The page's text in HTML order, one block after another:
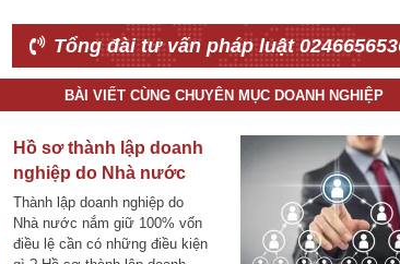
Tổng đài tư vấn pháp luật
BÀI VIẾT CÙNG CHUYÊN MỤC DOANH NGHIỆP
Hồ sơ thành lập doanh
nghiệp do Nhà nước
nắm giữ 100% vốn điều
lệ
Thành lập doanh nghiệp do
Nhà nước nắm giữ 100% vốn
điều lệ cần có những điều kiện